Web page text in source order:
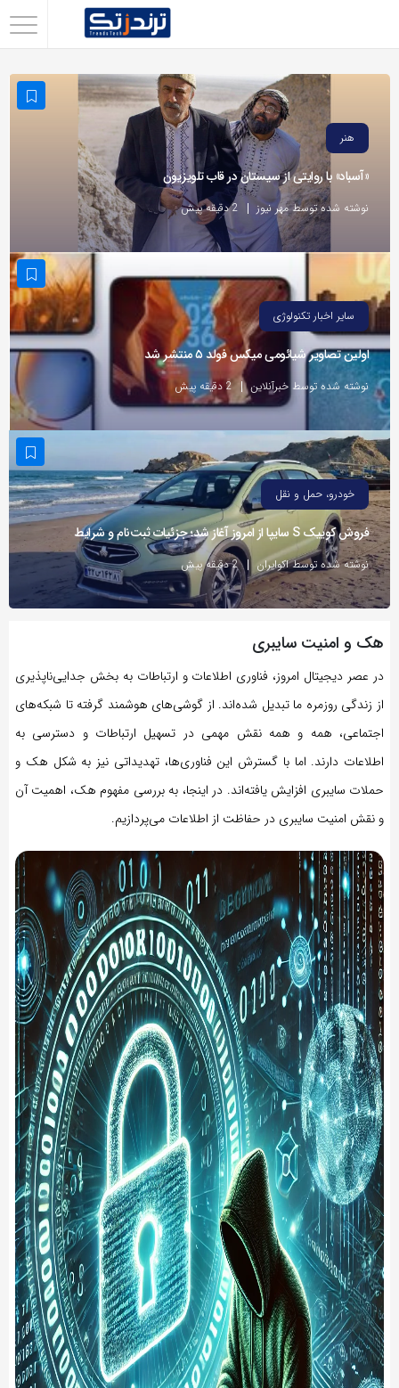
استفاده
روش‌های
زیر
این
صفحه
را
با
دوستان
خود
به
اشتراک
بگذارید.
کپی
لینک
هنر
«آسباد» با روایتی از سیستان در قاب تلویزیون
نوشته شده توسط مهر نیوز 2 دقیقه پیش
سایر اخبار تکنولوژی
اولین تصاویر شیائومی میکس فولد ۵ منتشر شد
نوشته شده توسط خبرآنلاین 2 دقیقه پیش
خودرو، حمل و نقل
فروش کوییک S سایپا از امروز آغاز شد؛ جزئیات ثبت‌نام و شرایط
نوشته شده توسط اکوایران 2 دقیقه پیش
هک و امنیت سایبری
در عصر دیجیتال امروز، فناوری اطلاعات و ارتباطات به بخش جدایی‌ناپذیری
از زندگی روزمره ما تبدیل شده‌اند. از گوشی‌های هوشمند گرفته تا شبکه‌های
اجتماعی، همه و همه نقش مهمی در تسهیل ارتباطات و دسترسی به
اطلاعات دارند. اما با گسترش این فناوری‌ها، تهدیداتی نیز به شکل هک و
حملات سایبری افزایش یافته‌اند. در اینجا، به بررسی مفهوم هک، اهمیت آن
و نقش امنیت سایبری در حفاظت از اطلاعات می‌پردازیم.